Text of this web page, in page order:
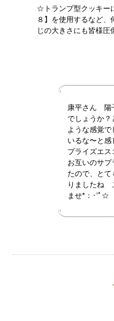
☆トランプ型クッキー
８】を使用するなど
じの大きさにも皆様圧
康平さん 陽
でしょうか？
ような感覚
いるな〜と
プライズエ
お互いのサ
たので、と
りましたね
ませ*：･’ﾟ☆